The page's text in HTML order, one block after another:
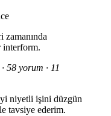
zamanında
interform.
58 yorum · 11
niyetli işini düzgün
tavsiye ederim.